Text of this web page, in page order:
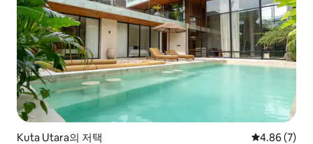
Kuta Utara의 저택 평점 4.86점
4.86 (7)